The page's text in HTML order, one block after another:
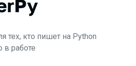
тех, кто пишет на Python
в работе